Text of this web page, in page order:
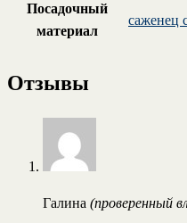
Посадочный
материал
саженец
Отзывы
Галина (проверенный